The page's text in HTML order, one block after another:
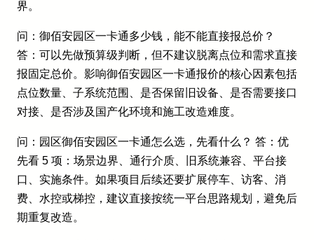
界。
问：御佰安园区一卡通多少钱，能不能直接报总价？
答：可以先做预算级判断，但不建议脱离点位和需求直接
报固定总价。影响御佰安园区一卡通报价的核心因素包括
点位数量、子系统范围、是否保留旧设备、是否需要接口
对接、是否涉及国产化环境和施工改造难度。
问：园区御佰安园区一卡通怎么选，先看什么？ 答：优
先看 5 项：场景边界、通行介质、旧系统兼容、平台接
口、实施条件。如果项目后续还要扩展停车、访客、消
费、水控或梯控，建议直接按统一平台思路规划，避免后
期重复改造。